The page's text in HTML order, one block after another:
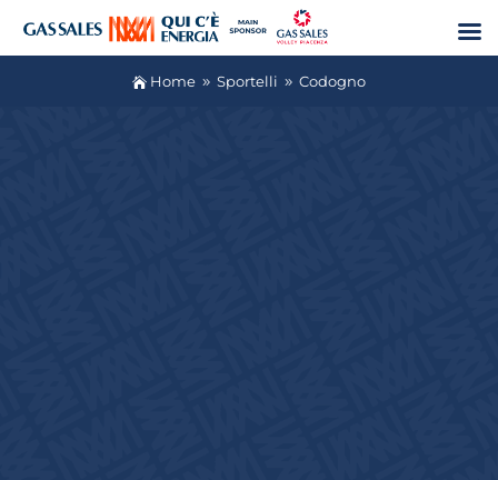
 Home 9 Sportelli 9 Codogno